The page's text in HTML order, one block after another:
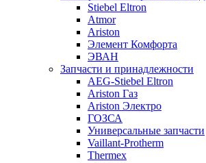
Stiebel Eltron
Atmor
Ariston
Элемент Комфорта
ЭВАН
Запчасти и принадлежности
AEG-Stiebel Eltron
Ariston Газ
Ariston Электро
ГОЗСА
Универсальные запчасти
Vaillant-Protherm
Thermex